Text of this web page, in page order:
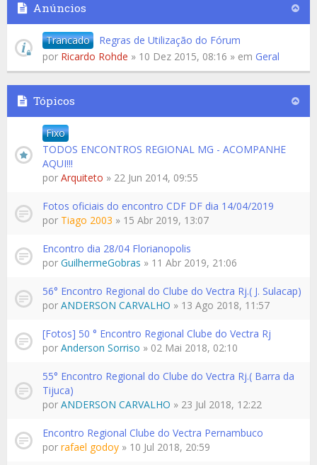
Anúncios
Trancado
Regras de Utilização do Fórum
por Ricardo Rohde » 10 Dez 2015, 08:16 » em Geral
Tópicos
Fixo
TODOS ENCONTROS REGIONAL MG - ACOMPANHE
AQUI!!!
por Arquiteto » 22 Jun 2014, 09:55
Fotos oficiais do encontro CDF DF dia 14/04/2019
por Tiago 2003 » 15 Abr 2019, 13:07
Encontro dia 28/04 Florianopolis
por GuilhermeGobras » 11 Abr 2019, 21:06
56° Encontro Regional do Clube do Vectra Rj.( J. Sulacap)
por ANDERSON CARVALHO » 13 Ago 2018, 11:57
[Fotos] 50 ° Encontro Regional Clube do Vectra Rj
por Anderson Sorriso » 02 Mai 2018, 02:10
55° Encontro Regional do Clube do Vectra Rj.( Barra da
Tijuca)
por ANDERSON CARVALHO » 23 Jul 2018, 12:22
Encontro Regional Clube do Vectra Pernambuco
por rafael godoy » 10 Jul 2018, 20:59